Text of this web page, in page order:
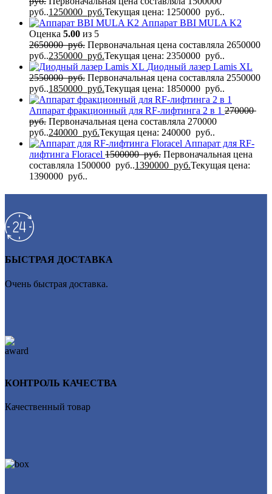
руб..1250000 руб.Текущая цена: 1250000 руб..
Аппарат BBI MULA K2
Оценка 5.00 из 5
2650000руб. Первоначальная цена составляла 2650000
руб..2350000 руб.Текущая цена: 2350000 руб..
Диодный лазер Lamis XL
2550000руб. Первоначальная цена составляла 2550000
руб..1850000 руб.Текущая цена: 1850000 руб..
Аппарат фракционный для RF-лифтинга 2 в 1 270000
руб. Первоначальная цена составляла 270000
руб..240000 руб.Текущая цена: 240000 руб..
Аппарат для RF-
лифтинга Flоrасеl 1500000руб. Первоначальная цена
составляла 1500000 руб..1390000 руб.Текущая цена:
1390000 руб..
БЫСТРАЯ ДОСТАВКА
Очень быстрая доставка.
КОНТРОЛЬ КАЧЕСТВА
Качественный товар